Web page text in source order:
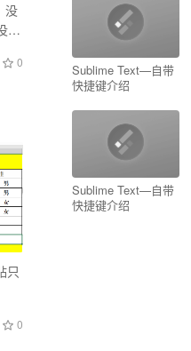
没
？
0
只
0
Sublime Text—自带
快捷键介绍
Sublime Text—自带
快捷键介绍